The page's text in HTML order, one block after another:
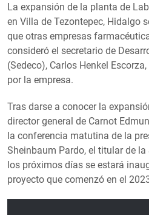
La expansión de la planta de
en Villa de Tezontepec, Hidalgo
que otras empresas
consideró el secretario de
(Sedeco), Carlos Henkel
por la empresa.
Tras darse a conocer la
director general de Carnot
la conferencia matutina de la
Sheinbaum Pardo, el titular de
los próximos días se estará
proyecto que comenzó en el